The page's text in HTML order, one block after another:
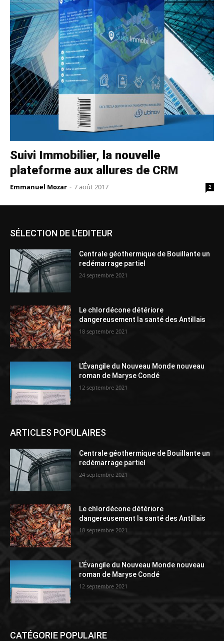
Suivi Immobilier, la nouvelle
plateforme aux allures de CRM
Emmanuel Mozar - 7 août 2017 2
SÉLECTION DE L'EDITEUR
Centrale géothermique de Bouillante un
redémarrage partiel
24 septembre 2021
Le chlordécone détériore
dangereusement la santé des Antillais
18 septembre 2021
L’Évangile du Nouveau Monde nouveau
roman de Maryse Condé
12 septembre 2021
ARTICLES POPULAIRES
Centrale géothermique de Bouillante un
redémarrage partiel
24 septembre 2021
Le chlordécone détériore
dangereusement la santé des Antillais
18 septembre 2021
L’Évangile du Nouveau Monde nouveau
roman de Maryse Condé
12 septembre 2021
CATÉGORIE POPULAIRE